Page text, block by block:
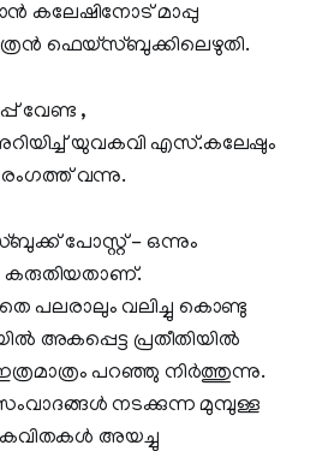
കലേഷിനോട് മാപ്പു
ഫെയ്‌സ്ബുക്കിലെഴുതി.
വേണ്ട ,
യുവകവി എസ്.കലേഷും
വന്നു.
പോസ്റ്റ് - ഒന്നും
കരുതിയതാണ്.
പലരാലും വലിച്ചു കൊണ്ടു
അകപ്പെട്ട പ്രതീതിയില്‍
പറഞ്ഞു നിര്‍ത്തുന്നു.
നടക്കുന്ന മുമ്പുള്ള
അയച്ചു